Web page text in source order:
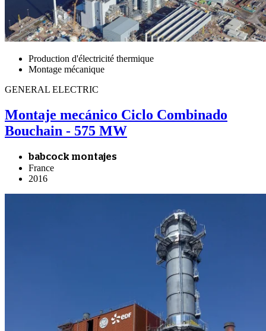
Production d'électricité thermique
Montage mécanique
GENERAL ELECTRIC
Montaje mecánico Ciclo Combinado
Bouchain - 575 MW
babcock montajes
France
2016